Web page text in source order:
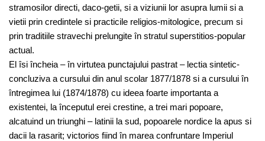
stramosilor directi, daco-getii, si a viziunii lor asupra lumii si a
vietii prin credintele si practicile religios-mitologice, precum si
prin traditiile stravechi prelungite în stratul superstitios-popular
actual.
El îsi încheia – în virtutea punctajului pastrat – lectia sintetic-
concluziva a cursului din anul scolar 1877/1878 si a cursului în
întregimea lui (1874/1878) cu ideea foarte importanta a
existentei, la începutul erei crestine, a trei mari popoare,
alcatuind un triunghi – latinii la sud, popoarele nordice la apus si
dacii la rasarit; victorios fiind în marea confruntare Imperiul